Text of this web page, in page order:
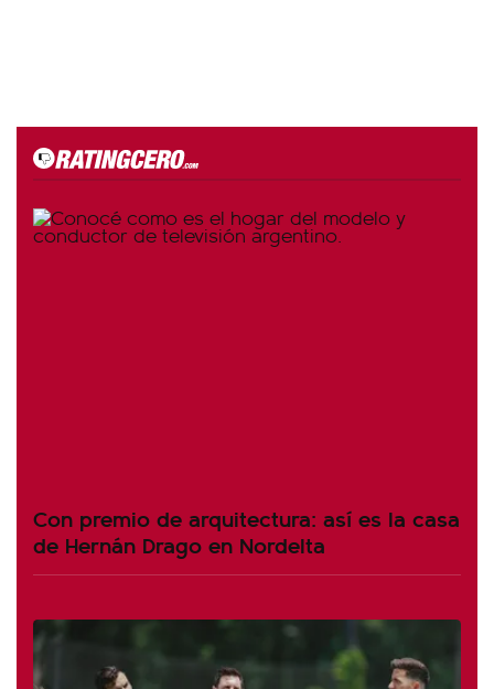
Con premio de arquitectura: así es la casa
de Hernán Drago en Nordelta